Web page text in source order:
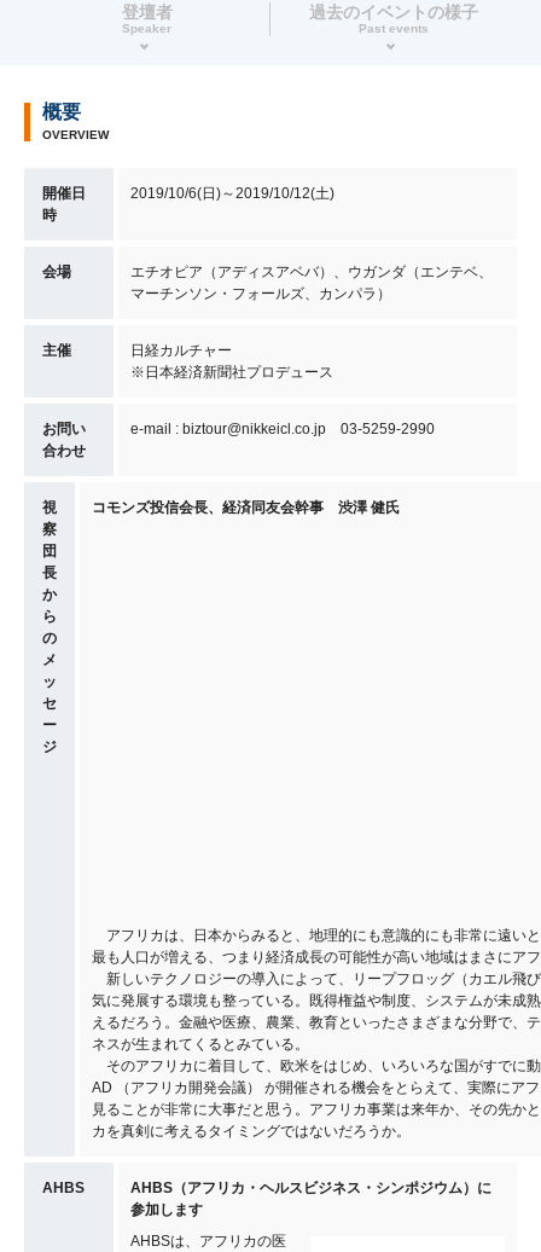
登壇者
Speaker
過去のイベントの様子
Past events
概要
OVERVIEW
開催日
時
2019/10/6(日)～2019/10/12(土)
会場
エチオピア（アディスアベバ）、ウガンダ（エンテベ、
マーチンソン・フォールズ、カンパラ）
主催
日経カルチャー
※日本経済新聞社プロデュース
お問い
合わせ
e-mail : biztour@nikkeicl.co.jp 03-5259-2990
視
察
団
長
か
ら
の
メ
ッ
セ
ー
ジ
コモンズ投信会長、経済同友会幹事 渋澤 健氏
アフリカは、日本からみると、地理的にも意識的にも非常に遠い
最も人口が増える、つまり経済成長の可能性が高い地域はまさにア
新しいテクノロジーの導入によって、リープフロッグ（カエル飛
気に発展する環境も整っている。既得権益や制度、システムが未成
えるだろう。金融や医療、農業、教育といったさまざまな分野で、
ネスが生まれてくるとみている。
そのアフリカに着目して、欧米をはじめ、いろいろな国がすでに
AD （アフリカ開発会議） が開催される機会をとらえて、実際にア
見ることが非常に大事だと思う。アフリカ事業は来年か、その先か
カを真剣に考えるタイミングではないだろうか。
AHBS
AHBS（アフリカ・ヘルスビジネス・シンポジウム）に
参加します
AHBSは、アフリカの医